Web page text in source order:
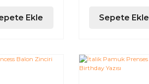
Ekle Sepete Ekle